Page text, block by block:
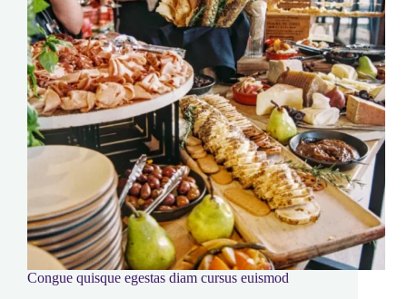
Congue quisque egestas diam cursus euismod